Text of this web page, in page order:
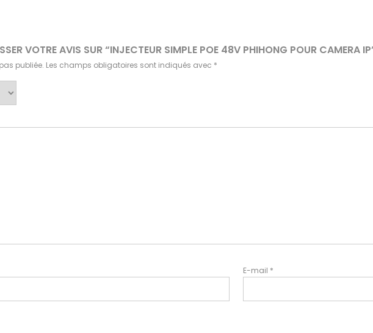
VOTRE AVIS SUR “INJECTEUR SIMPLE POE 48V PHIHONG POUR CAMERA
publiée. Les champs obligatoires sont indiqués avec *
E-mail *